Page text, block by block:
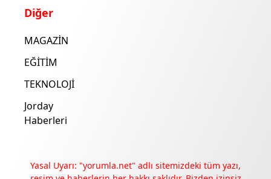
Diğer
MAGAZİN
EĞİTİM
TEKNOLOJİ
Jorday
Haberleri
Yasal Uyarı: "yorumla.net" adlı sitemizdeki tüm yazı,